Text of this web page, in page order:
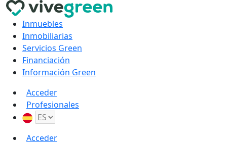
Inmuebles
Inmobiliarias
Servicios Green
Financiación
Información Green
Acceder
Profesionales
Acceder